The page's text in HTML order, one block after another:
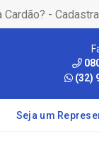
-
(32)
Seja um